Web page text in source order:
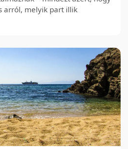
arról, melyik part illik